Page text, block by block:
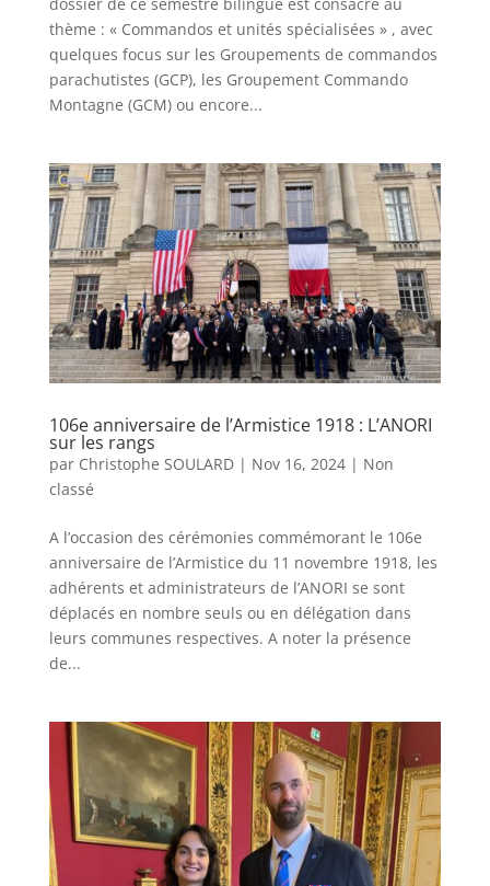
thème : « Commandos et unités spécialisées » , avec
quelques focus sur les Groupements de commandos
parachutistes (GCP), les Groupement Commando
Montagne (GCM) ou encore...
106e anniversaire de l’Armistice 1918 : L’ANORI
sur les rangs
par Christophe SOULARD| Nov 16, 2024| Non
classé
A l’occasion des cérémonies commémorant le 106e
anniversaire de l’Armistice du 11 novembre 1918, les
adhérents et administrateurs de l’ANORI se sont
déplacés en nombre seuls ou en délégation dans
leurs communes respectives. A noter la présence
de...